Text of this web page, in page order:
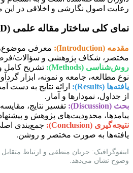
رعایت اصول نگارشی و اخلاقی در این
نمای کلی ساختار مقاله علمی (IMRAD)
مقدمه (Introduction):
معرفی
مختصر، شکاف پژوهشی و سؤالات/
روش‌شناسی (Methods):
تشریح کامل
نوع مطالعه، جامعه و نمونه، ابزار
یافته‌ها (Results):
ارائه نتایج به دست
از جداول، نمودارها و آمار.
بحث (Discussion):
تفسیر نتایج،
پیامدها، محدودیت‌های پژوهش و
نتیجه‌گیری (Conclusion):
جمع‌بندی
یافته‌ها به صورت مختصر و روشن.
اینفوگرافیک: جریان منطقی و ارتباط
وضوح نشان می‌دهد.